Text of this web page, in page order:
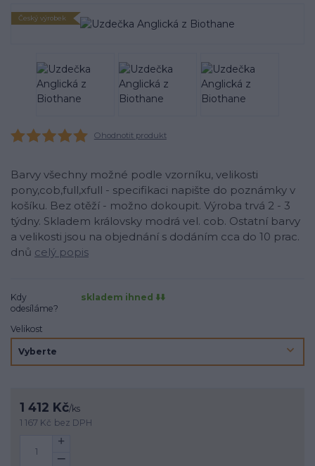
Český výrobek
Ohodnotit produkt
Barvy všechny možné podle vzorníku, velikosti
pony,cob,full,xfull - specifikaci napište do poznámky v
košíku. Bez otěží - možno dokoupit. Výroba trvá 2 - 3
týdny. Skladem královsky modrá vel. cob. Ostatní barvy
a velikosti jsou na objednání s dodáním cca do 10 prac.
dnů celý popis
Kdy
odesíláme?
skladem ihned ⬇️⬇️
Velikost
1 412 Kč/ks
1 167 Kč bez DPH